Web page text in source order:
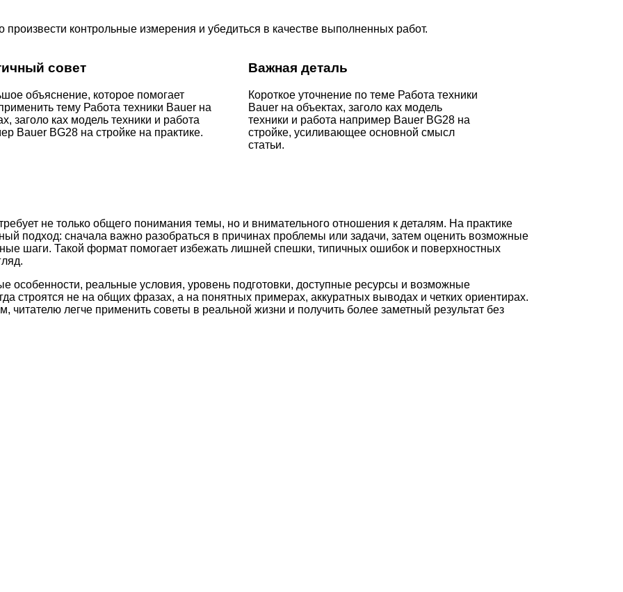
контрольные измерения и убедиться в качестве выполненных работ.
совет
объяснение, которое помогает
тему Работа техники Bauer на
заголо ках модель техники и работа
Bauer BG28 на стройке на практике.
Важная деталь
Короткое уточнение по теме Работа техники
Bauer на объектах, заголо ках модель
техники и работа например Bauer BG28 на
стройке, усиливающее основной смысл
статьи.
не только общего понимания темы, но и внимательного отношения к деталям. На практике
подход: сначала важно разобраться в причинах проблемы или задачи, затем оценить возможные
шаги. Такой формат помогает избежать лишней спешки, типичных ошибок и поверхностных
особенности, реальные условия, уровень подготовки, доступные ресурсы и возможные
строятся не на общих фразах, а на понятных примерах, аккуратных выводах и четких ориентирах.
читателю легче применить советы в реальной жизни и получить более заметный результат без